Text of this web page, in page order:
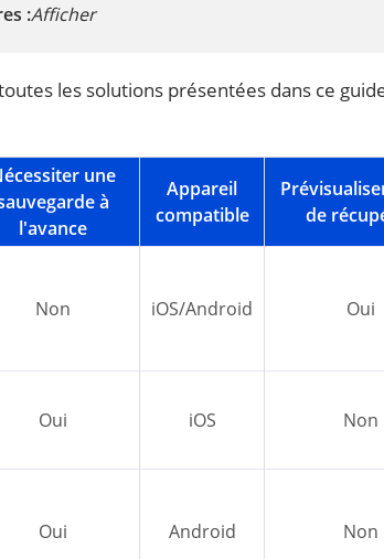
:Afficher
les solutions présentées dans ce
une
à
l'avance
Appareil
compatible
de
Non iOS/Android Oui
Oui iOS Non
Oui Android Non